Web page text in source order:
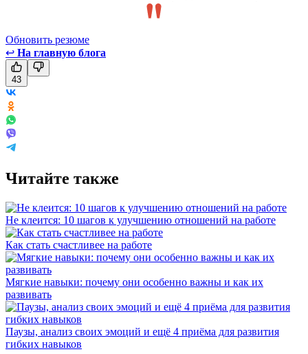
Обновить резюме
↩ На главную блога
43
Читайте также
Не клеится: 10 шагов к улучшению отношений на работе
Как стать счастливее на работе
Мягкие навыки: почему они особенно важны и как их
развивать
Паузы, анализ своих эмоций и ещё 4 приёма для развития
гибких навыков